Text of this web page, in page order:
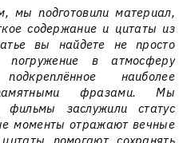
мы подготовили материал,
содержание и цитаты из
вы найдете не просто
погружение в атмосферу
наиболее
фразами. Мы
заслужили статус
моменты отражают вечные